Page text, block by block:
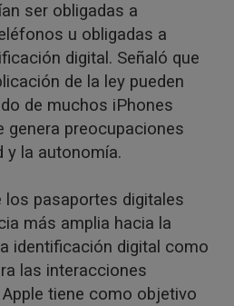
ser obligadas a
u obligadas a
digital. Señaló que
de la ley pueden
de muchos iPhones
genera preocupaciones
y la autonomía.
los pasaportes digitales
más amplia hacia la
identificación digital como
las interacciones
tiene como objetivo